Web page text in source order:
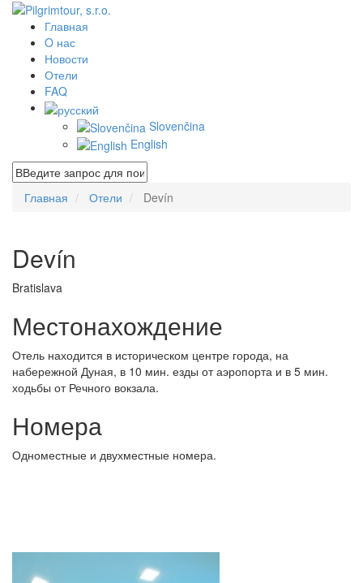
Главная
O нас
Новости
Отели
FAQ
Slovenčina
English
Главная Отели Devín
Devín
Bratislava
Местонахождение
Отель находится в историческом центре города, на
набережной Дуная, в 10 мин. езды от аэропорта и в 5 мин.
ходьбы от Речного вокзала.
Номера
Одноместные и двухместные номера.